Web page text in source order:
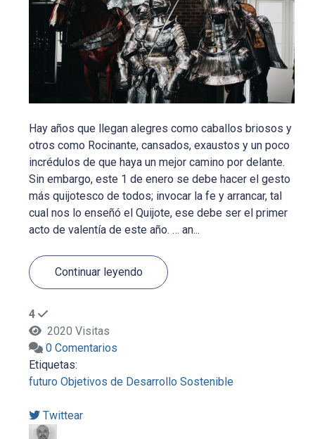
Hay años que llegan alegres como caballos briosos y
otros como Rocinante, cansados, exaustos y un poco
incrédulos de que haya un mejor camino por delante.
Sin embargo, este 1 de enero se debe hacer el gesto
más quijotesco de todos; invocar la fe y arrancar, tal
cual nos lo enseñó el Quijote, ese debe ser el primer
acto de valentía de este año. … an...
Continuar leyendo
4
2020 Visitas
0 Comentarios
Etiquetas:
futuro Objetivos de Desarrollo Sostenible
Twittear